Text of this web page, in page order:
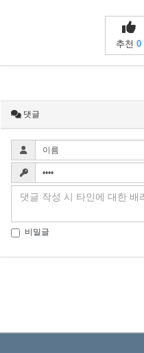
추천 0
댓글
비밀글